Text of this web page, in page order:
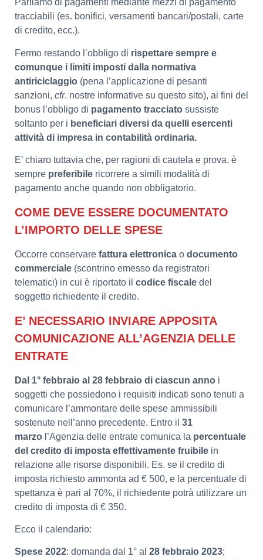
Parliamo di pagamenti mediante mezzi di pagamento
tracciabili (es. bonifici, versamenti bancari/postali, carte
di credito, ecc.).
Fermo restando l’obbligo di rispettare sempre e
comunque i limiti imposti dalla normativa
antiriciclaggio (pena l’applicazione di pesanti
sanzioni, cfr. nostre informative su questo sito), ai fini del
bonus l’obbligo di pagamento tracciato sussiste
soltanto per i beneficiari diversi da quelli esercenti
attività di impresa in contabilità ordinaria.
E’ chiaro tuttavia che, per ragioni di cautela e prova, è
sempre preferibile ricorrere a simili modalità di
pagamento anche quando non obbligatorio.
COME DEVE ESSERE DOCUMENTATO
L’IMPORTO DELLE SPESE
Occorre conservare fattura elettronica o documento
commerciale (scontrino emesso da registratori
telematici) in cui è riportato il codice fiscale del
soggetto richiedente il credito.
E’ NECESSARIO INVIARE APPOSITA
COMUNICAZIONE ALL’AGENZIA DELLE
ENTRATE
Dal 1° febbraio al 28 febbraio di ciascun anno i
soggetti che possiedono i requisiti indicati sono tenuti a
comunicare l’ammontare delle spese ammissibili
sostenute nell’anno precedente. Entro il 31
marzo l’Agenzia delle entrate comunica la percentuale
del credito di imposta effettivamente fruibile in
relazione alle risorse disponibili. Es. se il credito di
imposta richiesto ammonta ad € 500, e la percentuale di
spettanza è pari al 70%, il richiedente potrà utilizzare un
credito di imposta di € 350.
Ecco il calendario:
Spese 2022: domanda dal 1° al 28 febbraio 2023;